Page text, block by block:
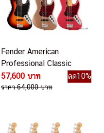
Fender American
Professional Classic
Jazz Bass เบสไฟฟ้า
57,600 บาท ลด10%
ราคา 64,000 บาท